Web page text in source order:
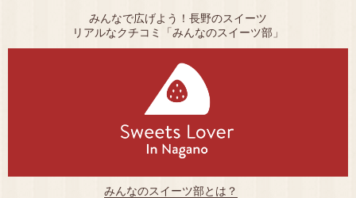
みんなで広げよう！長野のスイーツ
リアルなクチコミ「みんなのスイーツ部」
みんなのスイーツ部とは？